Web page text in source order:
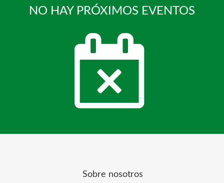
NO HAY PRÓXIMOS EVENTOS
Sobre nosotros